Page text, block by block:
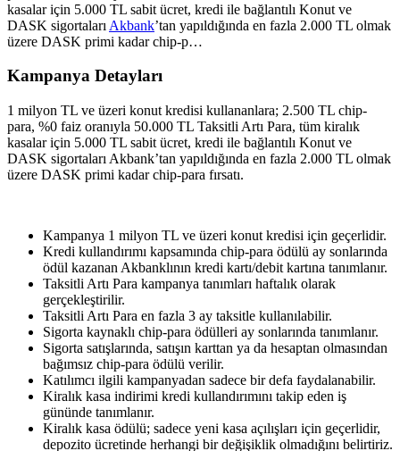
kasalar için 5.000 TL sabit ücret, kredi ile bağlantılı Konut ve
DASK sigortaları Akbank’tan yapıldığında en fazla 2.000 TL olmak
üzere DASK primi kadar chip-p…
Kampanya Detayları
​1 milyon TL ve üzeri konut kredisi kullananlara; 2.500 TL chip-
para, %0 faiz oranıyla 50.000 TL Taksitli Artı Para, tüm kiralık
kasalar için 5.000 TL sabit ücret, kredi ile bağlantılı Konut ve
DASK sigortaları Akbank’tan yapıldığında en fazla 2.000 TL olmak
üzere DASK primi kadar chip-para fırsatı.
Kampanya 1 milyon TL ve üzeri konut kredisi için geçerlidir.
Kredi kullandırımı kapsamında chip-para ödülü ay sonlarında
ödül kazanan Akbanklının kredi kartı/debit kartına tanımlanır.
Taksitli Artı Para kampanya tanımları haftalık olarak
gerçekleştirilir.
Taksitli Artı Para en fazla 3 ay taksitle kullanılabilir.
Sigorta kaynaklı chip-para ödülleri ay sonlarında tanımlanır.
Sigorta satışlarında, satışın karttan ya da hesaptan olmasından
bağımsız chip-para ödülü verilir.
Katılımcı ilgili kampanyadan sadece bir defa faydalanabilir.
Kiralık kasa indirimi kredi kullandırımını takip eden iş
gününde tanımlanır.
Kiralık kasa ödülü; sadece yeni kasa açılışları için geçerlidir,
depozito ücretinde herhangi bir değişiklik olmadığını belirtiriz.